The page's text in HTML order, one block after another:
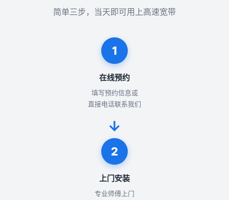
简单三步，当天即可用上高速宽带
1
在线预约
填写预约信息或
直接电话联系我们
→
2
上门安装
专业师傅上门